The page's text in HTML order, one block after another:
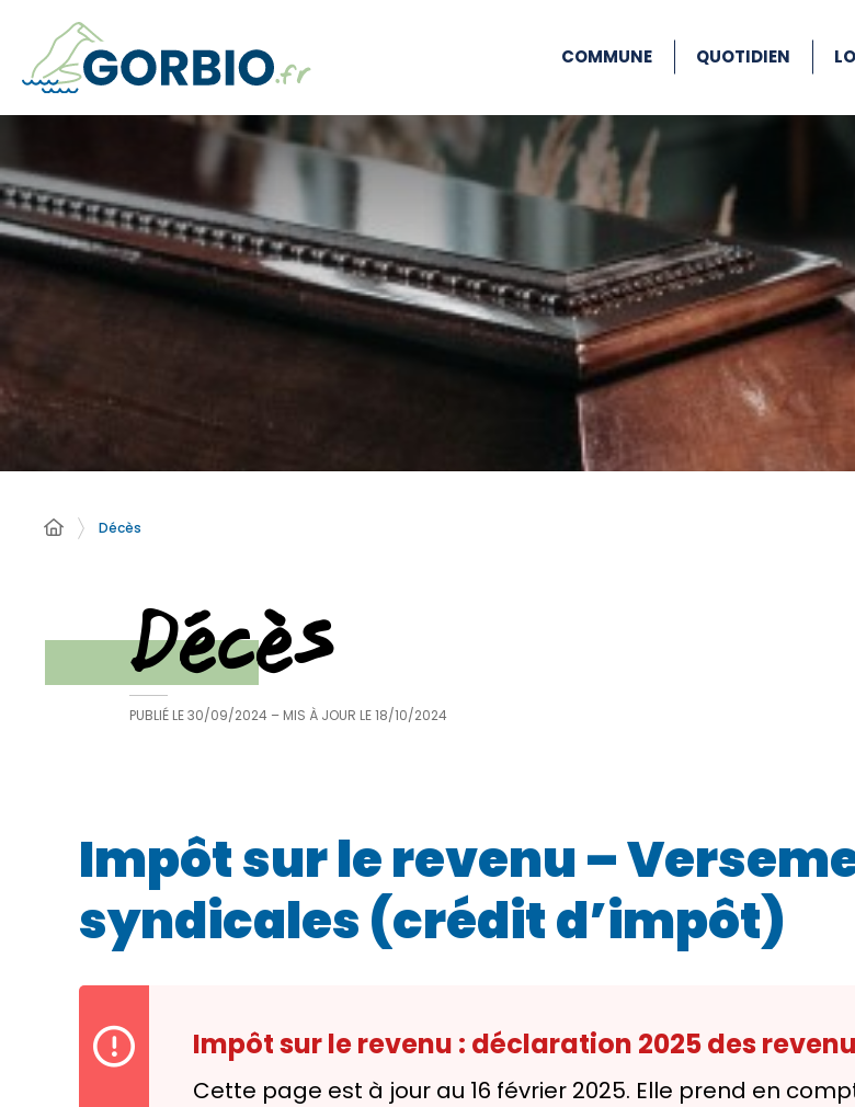
COMMUNE QUOTIDIEN
Décès
Décès
PUBLIÉ LE30/09/2024 – MIS À JOUR LE18/10/2024
Impôt sur le revenu –
syndicales (crédit d’impôt)
Impôt sur le revenu : déclaration 2025 des
Cette page est à jour au 16 février 2025. Elle prend en